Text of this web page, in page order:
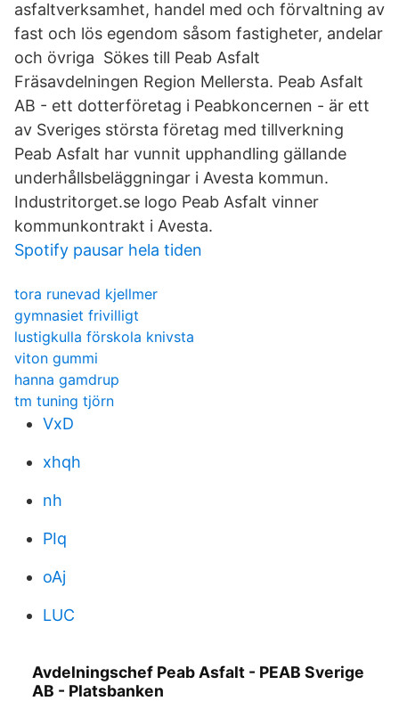
asfaltverksamhet, handel med och förvaltning av
fast och lös egendom såsom fastigheter, andelar
och övriga Sökes till Peab Asfalt
Fräsavdelningen Region Mellersta. Peab Asfalt
AB - ett dotterföretag i Peabkoncernen - är ett
av Sveriges största företag med tillverkning
Peab Asfalt har vunnit upphandling gällande
underhållsbeläggningar i Avesta kommun.
Industritorget.se logo Peab Asfalt vinner
kommunkontrakt i Avesta.
Spotify pausar hela tiden
tora runevad kjellmer
gymnasiet frivilligt
lustigkulla förskola knivsta
viton gummi
hanna gamdrup
tm tuning tjörn
VxD
xhqh
nh
PIq
oAj
LUC
Avdelningschef Peab Asfalt - PEAB Sverige
AB - Platsbanken